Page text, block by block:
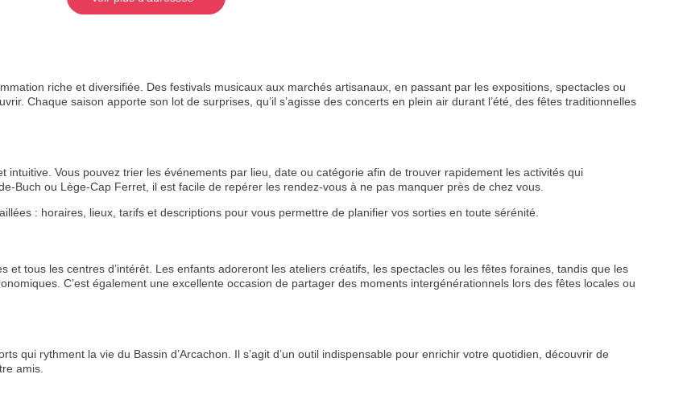
riche et diversifiée. Des festivals musicaux aux marchés artisanaux, en passant par les expositions, spectacles ou
Chaque saison apporte son lot de surprises, qu’il s’agisse des concerts en plein air durant l’été, des fêtes traditionnelles
intuitive. Vous pouvez trier les événements par lieu, date ou catégorie afin de trouver rapidement les activités qui
Buch ou Lège-Cap Ferret, il est facile de repérer les rendez-vous à ne pas manquer près de chez vous.
: horaires, lieux, tarifs et descriptions pour vous permettre de planifier vos sorties en toute sérénité.
et tous les centres d’intérêt. Les enfants adoreront les ateliers créatifs, les spectacles ou les fêtes foraines, tandis que les
C’est également une excellente occasion de partager des moments intergénérationnels lors des fêtes locales ou
qui rythment la vie du Bassin d’Arcachon. Il s’agit d’un outil indispensable pour enrichir votre quotidien, découvrir de
amis.